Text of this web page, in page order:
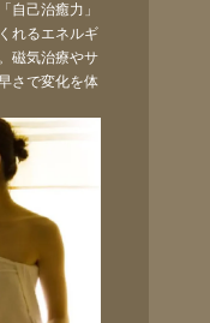
自己治癒力」
れるエネルギ
磁気治療やサ
さで変化を体